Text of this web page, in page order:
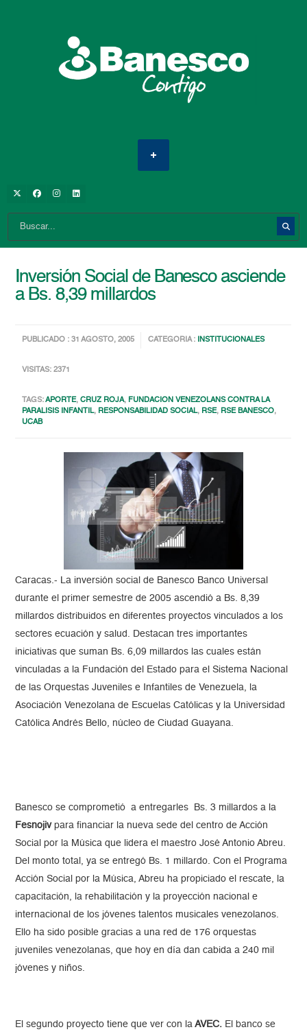
Inversión Social de Banesco asciende
a Bs. 8,39 millardos
PUBLICADO : 31 AGOSTO, 2005 CATEGORIA : INSTITUCIONALES
VISITAS: 2371
TAGS:APORTE,CRUZ ROJA, FUNDACION VENEZOLANS CONTRA LA
PARALISIS INFANTIL, RESPONSABILIDAD SOCIAL, RSE, RSE BANESCO,
UCAB
Caracas.- La inversión social de Banesco Banco Universal
durante el primer semestre de 2005 ascendió a Bs. 8,39
millardos distribuidos en diferentes proyectos vinculados a los
sectores ecuación y salud. Destacan tres importantes
iniciativas que suman Bs. 6,09 millardos las cuales están
vinculadas a la Fundación del Estado para el Sistema Nacional
de las Orquestas Juveniles e Infantiles de Venezuela, la
Asociación Venezolana de Escuelas Católicas y la Universidad
Católica Andrés Bello, núcleo de Ciudad Guayana.
Banesco se comprometió a entregarles Bs. 3 millardos a la
Fesnojivpara financiar la nueva sede del centro de Acción
Social por la Música que lidera el maestro José Antonio Abreu.
Del monto total, ya se entregó Bs. 1 millardo. Con el Programa
Acción Social por la Música, Abreu ha propiciado el rescate, la
capacitación, la rehabilitación y la proyección nacional e
internacional de los jóvenes talentos musicales venezolanos.
Ello ha sido posible gracias a una red de 176 orquestas
juveniles venezolanas, que hoy en día dan cabida a 240 mil
jóvenes y niños.
El segundo proyecto tiene que ver con la AVEC. El banco se